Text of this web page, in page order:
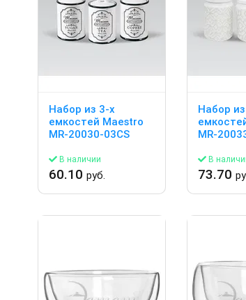
Набор из 3-х
емкостей Maestro
MR-20030-03CS
В наличии
60.10 руб.
Набор
MR-
В
73.70